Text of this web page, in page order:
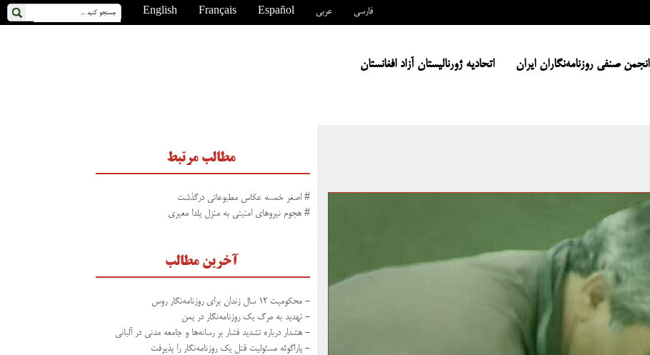
English Français Español عربی فارسی
انجمن صنفی روزنامه‌نگاران ایران اتحادیه ژورنالیستان آزاد افغانستان
مطالب مرتبط
# اصغر خمسه عکاس مطبوعاتی درگذشت
# هجوم نیروهای امنیتی به منزل یلدا معیری
آخرین مطالب
- محکومیت ۱۲ سال زندان برای روزنامه‌نگار روس
- تهدید به مرگ یک روزنامه‌نگار در یمن
- هشدار درباره تشدید فشار بر رسانه‌ها و جامعه مدنی در آلبانی
- پاراگوئه مسئولیت قتل یک روزنامه‌نگار را پذیرفت